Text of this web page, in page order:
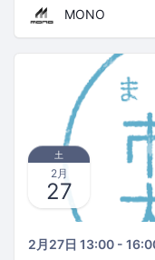
MONO
土
2月
27
2月27日 13:00 -